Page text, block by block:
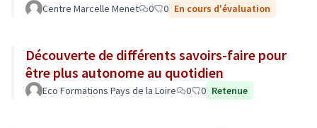
Centre Marcelle Menet 0 0 En cours d'évaluation
Découverte de différents savoirs-faire pour
être plus autonome au quotidien
Eco Formations Pays de la Loire 0 0 Retenue